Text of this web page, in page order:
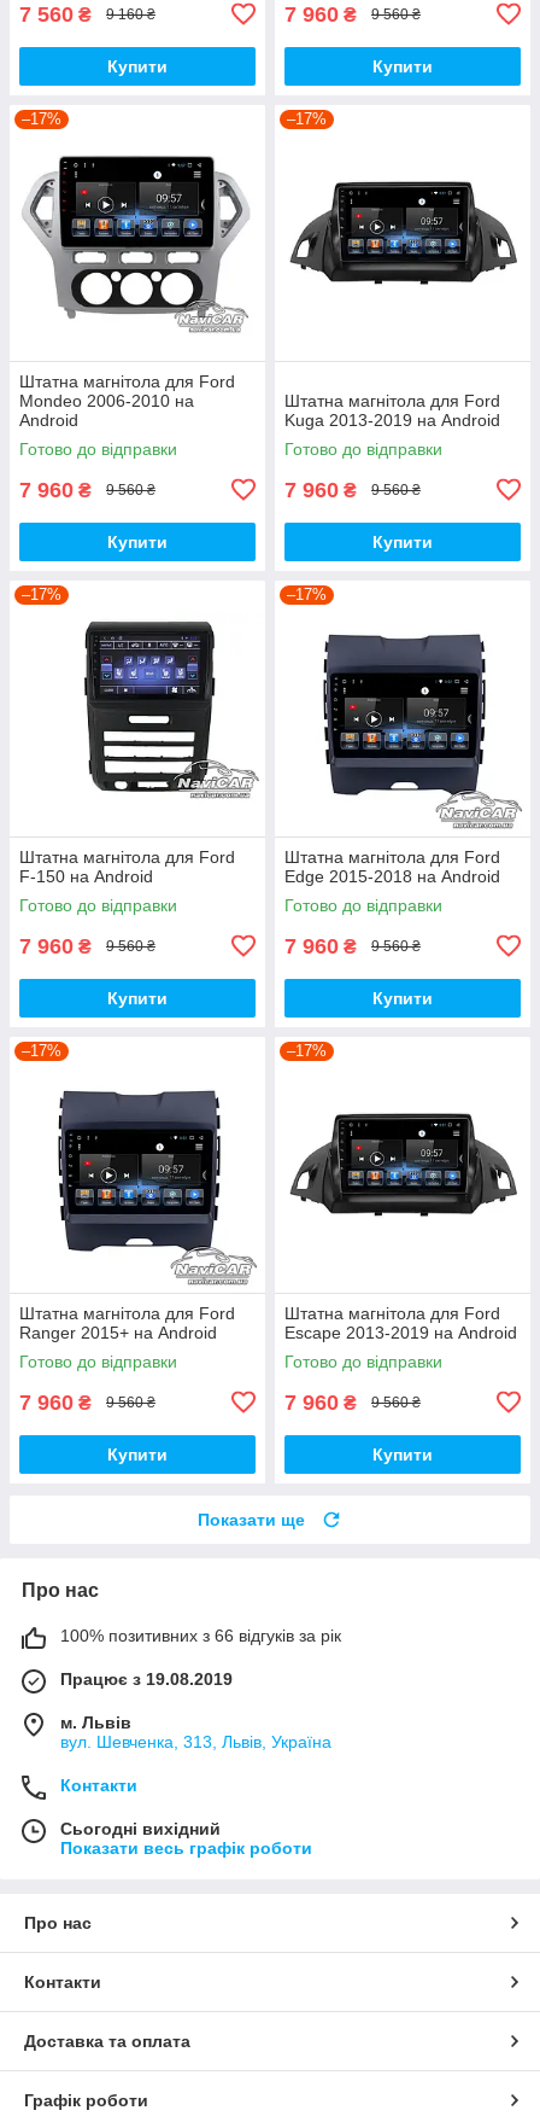
7 560 ₴ 9 160 ₴
Купити
7 960 ₴ 9 560 ₴
Купити
–17%
Штатна магнітола для Ford
Mondeo 2006-2010 на
Android
Готово до відправки
7 960 ₴ 9 560 ₴
Купити
–17%
Штатна магнітола для Ford
Kuga 2013-2019 на Android
Готово до відправки
7 960 ₴ 9 560 ₴
Купити
–17%
Штатна магнітола для Ford
F-150 на Android
Готово до відправки
7 960 ₴ 9 560 ₴
Купити
–17%
Штатна магнітола для Ford
Edge 2015-2018 на Android
Готово до відправки
7 960 ₴ 9 560 ₴
Купити
–17%
Штатна магнітола для Ford
Ranger 2015+ на Android
Готово до відправки
7 960 ₴ 9 560 ₴
Купити
–17%
Штатна магнітола для Ford
Escape 2013-2019 на Android
Готово до відправки
7 960 ₴ 9 560 ₴
Купити
Показати ще
Про нас
100% позитивних з 66 відгуків за рік
Працює з 19.08.2019
м. Львів
вул. Шевченка, 313, Львів, Україна
Контакти
Сьогодні вихідний
Показати весь графік роботи
Про нас
Контакти
Доставка та оплата
Графік роботи